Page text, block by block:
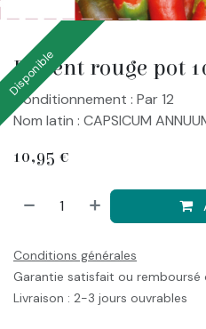
Piment rouge pot
Disponible
Conditionnement : Par 12
Nom latin : CAPSICUM
10,95 €
Conditions générales
Garantie satisfait ou remboursé
Livraison : 2-3 jours ouvrables